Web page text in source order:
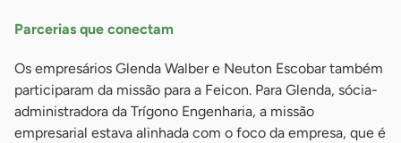
Parcerias que conectam
Os empresários Glenda Walber e Neuton Escobar também
participaram da missão para a Feicon. Para Glenda, sócia-
administradora da Trígono Engenharia, a missão
empresarial estava alinhada com o foco da empresa, que é